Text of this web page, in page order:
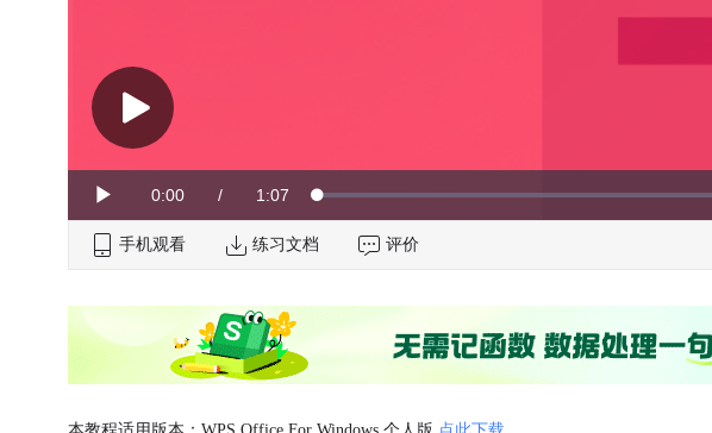
Play Current
Time
0:00 / Duration
1:07 Loaded:
0%
手机观看 练习文档 评价